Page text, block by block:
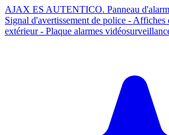
AJAX ES AUTENTICO. Panneau
Signal d'avertissement de police - Affiches
extérieur - Plaque alarmes